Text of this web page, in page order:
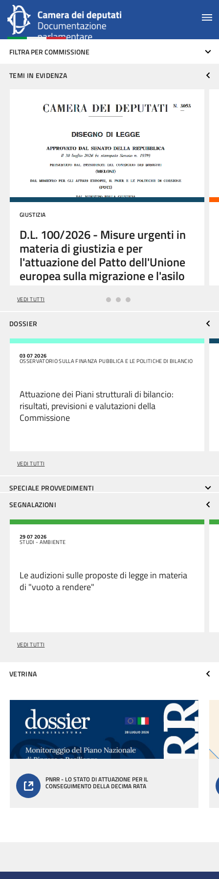
FILTRA PER COMMISSIONE
TEMI IN EVIDENZA
GIUSTIZIA
D.L. 100/2026 - Misure urgenti in
materia di giustizia e per
l'attuazione del Patto dell'Unione
europea sulla migrazione e l'asilo
VEDI TUTTI
DOSSIER
03 07 2026
OSSERVATORIO SULLA FINANZA PUBBLICA E LE POLITICHE DI BILANCIO
Attuazione dei Piani strutturali di bilancio:
risultati, previsioni e valutazioni della
Commissione
VEDI TUTTI
SPECIALE PROVVEDIMENTI
SEGNALAZIONI
29 07 2026
STUDI - AMBIENTE
Le audizioni sulle proposte di legge in materia
di "vuoto a rendere"
VEDI TUTTI
VETRINA
PNRR - LO STATO DI ATTUAZIONE PER IL
CONSEGUIMENTO DELLA DECIMA RATA